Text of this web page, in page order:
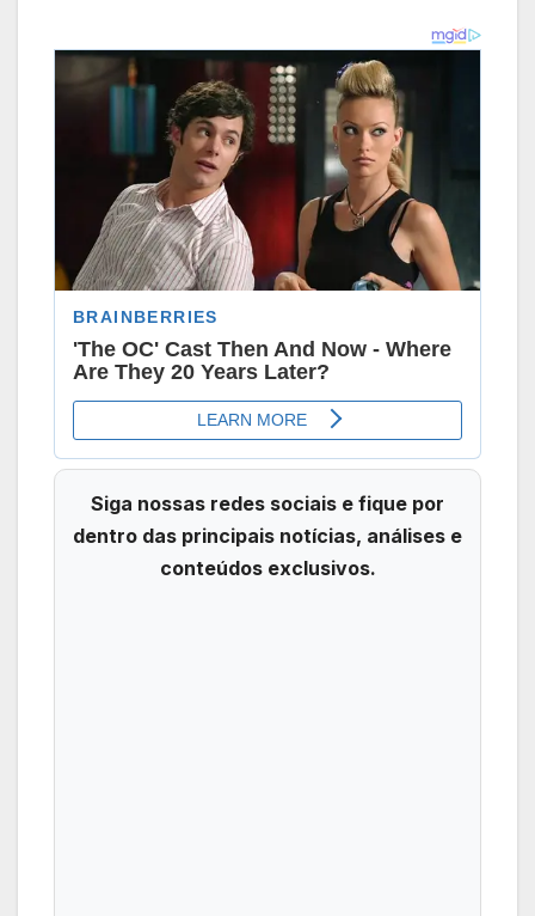
Siga nossas redes sociais e fique por
dentro das principais notícias, análises e
conteúdos exclusivos.